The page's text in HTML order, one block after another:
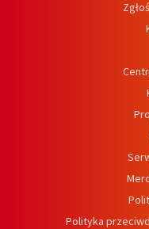
Polityka